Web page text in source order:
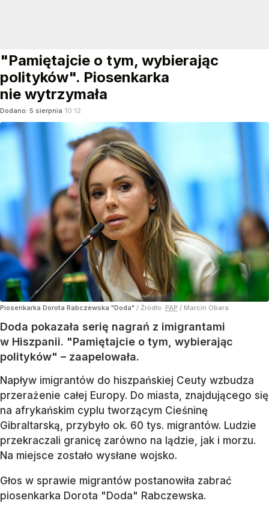
"Pamiętajcie o tym, wybierając
polityków". Piosenkarka
nie wytrzymała
Dodano: 5 sierpnia 10:12
Piosenkarka Dorota Rabczewska "Doda" / Źródło: PAP / Marcin Obara
Doda pokazała serię nagrań z imigrantami
w Hiszpanii. "Pamiętajcie o tym, wybierając
polityków" – zaapelowała.
Napływ imigrantów do hiszpańskiej Ceuty wzbudza
przerażenie całej Europy. Do miasta, znajdującego się
na afrykańskim cyplu tworzącym Cieśninę
Gibraltarską, przybyło ok. 60 tys. migrantów. Ludzie
przekraczali granicę zarówno na lądzie, jak i morzu.
Na miejsce zostało wysłane wojsko.
Głos w sprawie migrantów postanowiła zabrać
piosenkarka Dorota "Doda" Rabczewska.